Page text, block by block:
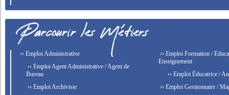
›› Emploi Administrative
›› Emploi Agent Administrative / Agent de
Bureau
›› Emploi Archiviste
›› Emploi Formation /
Enseignement
›› Emploi Éducatrice /
›› Emploi Gestionnaire /